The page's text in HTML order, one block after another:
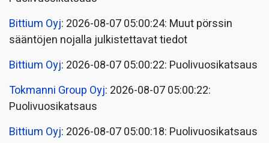
Bittium Oyj: 2026-08-07 05:00:24: Muut pörssin
sääntöjen nojalla julkistettavat tiedot
Bittium Oyj: 2026-08-07 05:00:22: Puolivuosikatsaus
Tokmanni Group Oyj: 2026-08-07 05:00:22:
Puolivuosikatsaus
Bittium Oyj: 2026-08-07 05:00:18: Puolivuosikatsaus